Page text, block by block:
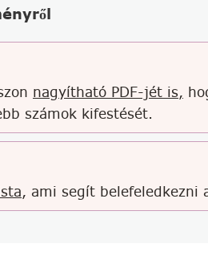
nagyítható PDF-jét is,
számok kifestését.
, ami segít belefeledkezni